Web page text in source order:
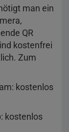
man ein
QR
kostenfrei
Zum
kostenlos
kostenlos